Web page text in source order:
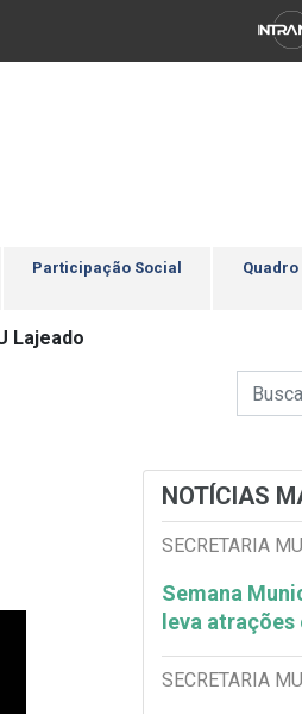
Alternar
Participação Social
Lajeado
NOTÍCIAS
SECRETARIA
Semana
leva
SECRETARIA